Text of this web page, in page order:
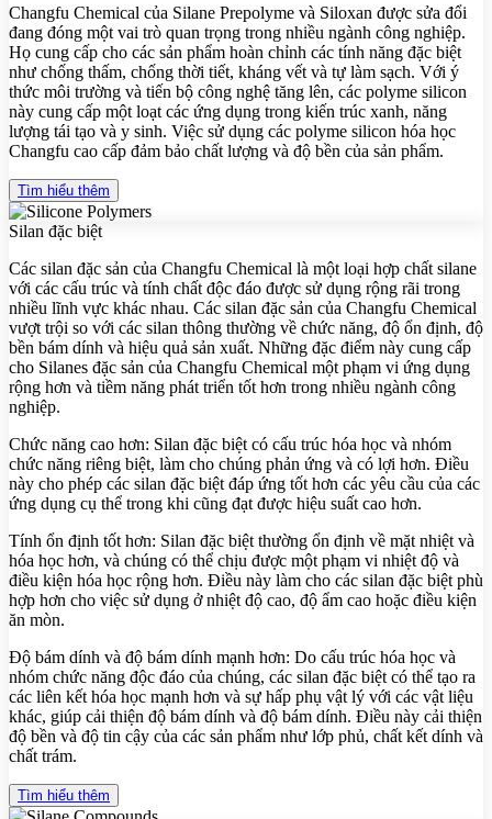
Changfu Chemical của Silane Prepolyme và Siloxan được sửa đổi
đang đóng một vai trò quan trọng trong nhiều ngành công nghiệp.
Họ cung cấp cho các sản phẩm hoàn chỉnh các tính năng đặc biệt
như chống thấm, chống thời tiết, kháng vết và tự làm sạch. Với ý
thức môi trường và tiến bộ công nghệ tăng lên, các polyme silicon
này cung cấp một loạt các ứng dụng trong kiến ​​trúc xanh, năng
lượng tái tạo và y sinh. Việc sử dụng các polyme silicon hóa học
Changfu cao cấp đảm bảo chất lượng và độ bền của sản phẩm.
Tìm hiểu thêm
Silan đặc biệt
Các silan đặc sản của Changfu Chemical là một loại hợp chất silane
với các cấu trúc và tính chất độc đáo được sử dụng rộng rãi trong
nhiều lĩnh vực khác nhau. Các silan đặc sản của Changfu Chemical
vượt trội so với các silan thông thường về chức năng, độ ổn định, độ
bền bám dính và hiệu quả sản xuất. Những đặc điểm này cung cấp
cho Silanes đặc sản của Changfu Chemical một phạm vi ứng dụng
rộng hơn và tiềm năng phát triển tốt hơn trong nhiều ngành công
nghiệp.
Chức năng cao hơn: Silan đặc biệt có cấu trúc hóa học và nhóm
chức năng riêng biệt, làm cho chúng phản ứng và có lợi hơn. Điều
này cho phép các silan đặc biệt đáp ứng tốt hơn các yêu cầu của các
ứng dụng cụ thể trong khi cũng đạt được hiệu suất cao hơn.
Tính ổn định tốt hơn: Silan đặc biệt thường ổn định về mặt nhiệt và
hóa học hơn, và chúng có thể chịu được một phạm vi nhiệt độ và
điều kiện hóa học rộng hơn. Điều này làm cho các silan đặc biệt phù
hợp hơn cho việc sử dụng ở nhiệt độ cao, độ ẩm cao hoặc điều kiện
ăn mòn.
Độ bám dính và độ bám dính mạnh hơn: Do cấu trúc hóa học và
nhóm chức năng độc đáo của chúng, các silan đặc biệt có thể tạo ra
các liên kết hóa học mạnh hơn và sự hấp phụ vật lý với các vật liệu
khác, giúp cải thiện độ bám dính và độ bám dính. Điều này cải thiện
độ bền và độ tin cậy của các sản phẩm như lớp phủ, chất kết dính và
chất trám.
Tìm hiểu thêm